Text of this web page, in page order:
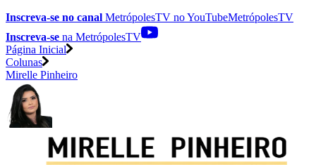
Inscreva-se no canal MetrópolesTV noYouTubeMetrópolesTV
Inscreva-se na MetrópolesTV
Página Inicial
Colunas
Mirelle Pinheiro